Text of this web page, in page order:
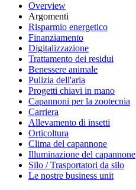
Overview
Argomenti
Risparmio energetico
Finanziamento
Digitalizzazione
Trattamento dei residui
Benessere animale
Pulizia dell'aria
Progetti chiavi in mano
Capannoni per la zootecnia
Carriera
Allevamento di insetti
Orticoltura
Clima del capannone
Illuminazione del capannone
Silo / Trasportatori da silo
Le nostre business unit